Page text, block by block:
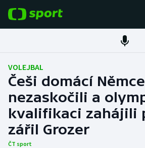
Fotbal
Hokej
Tenis
Atletika
VOLEJBAL
Češi domácí Němce
nezaskočili a
kvalifikaci zahájili
zářil Grozer
ČT sport